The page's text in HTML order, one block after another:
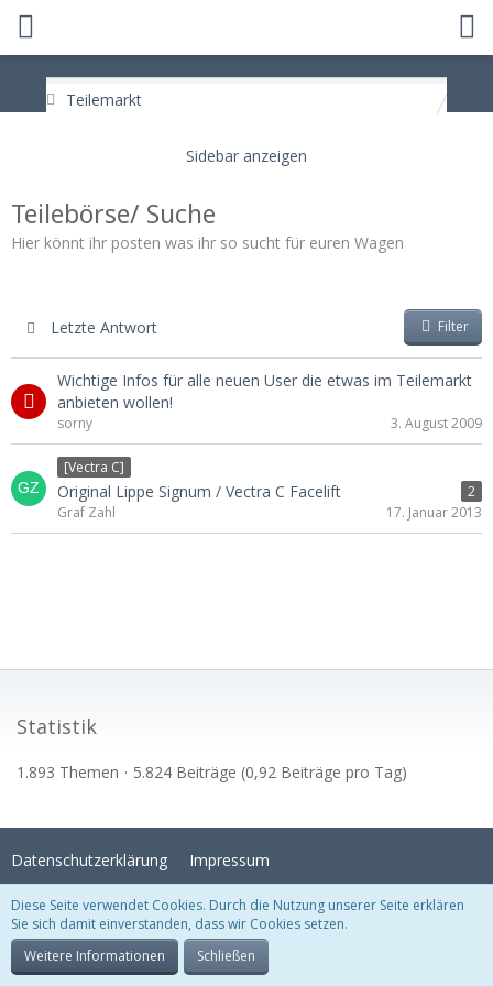
Teilemarkt
Teilebörse/ Suche
Hier könnt ihr posten was ihr so sucht für euren Wagen
Letzte Antwort Filter
Wichtige Infos für alle neuen User die etwas im Teilemarkt
anbieten wollen!
sorny 3. August 2009
[Vectra C]
Original Lippe Signum / Vectra C Facelift
2
Graf Zahl
17. Januar 2013
Statistik
1.893 Themen 5.824 Beiträge (0,92 Beiträge pro Tag)
Datenschutzerklärung Impressum
Stil:Crystal Temptation , erstellt vonKittMedia
Community-Software:
Diese Seite verwendet Cookies. Durch die Nutzung unserer Seite erklären
Sie sich damit einverstanden, dass wir Cookies setzen.
Weitere Informationen
Schließen